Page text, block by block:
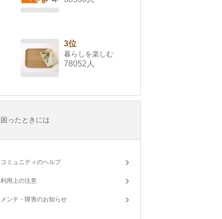
3位
暮らしを楽しむ
78052人
困ったときには
コミュニティのヘルプ
利用上の注意
メンテ・障害のお知らせ